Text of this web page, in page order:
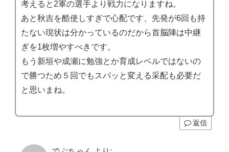
考えると2軍の選手より戦力になりますね。
あと秋吉を酷使しすぎで心配です、先発が6回も持
たない現状は分かっているのだから首脳陣は中継
ぎを1枚増やすべきです。
もう新垣や成瀬に勉強とか育成レベルではないの
で勝つため５回でもスパッと変える采配も必要だ
と思いまね。
返信